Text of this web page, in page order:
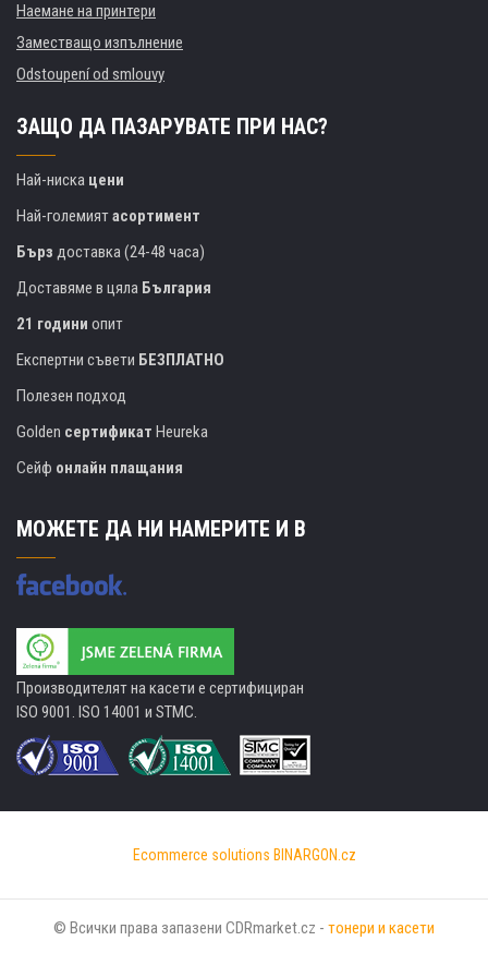
Наемане на принтери
Заместващо изпълнение
Odstoupení od smlouvy
ЗАЩО ДА ПАЗАРУВАТЕ ПРИ НАС?
Най-ниска цени
Най-големиятасортимент
Бърз доставка (24-48 часа)
Доставяме в цяла България
21 години опит
Експертни съвети БЕЗПЛАТНО
Полезен подход
Golden сертификат Heureka
Сейф онлайн плащания
МОЖЕТЕ ДА НИ НАМЕРИТЕ И В
Производителят на касети е сертифициран
ISO 9001. ISO 14001 и STMC.
Ecommerce solutions BINARGON.cz
© Всички права запазени CDRmarket.cz - тонери и касети